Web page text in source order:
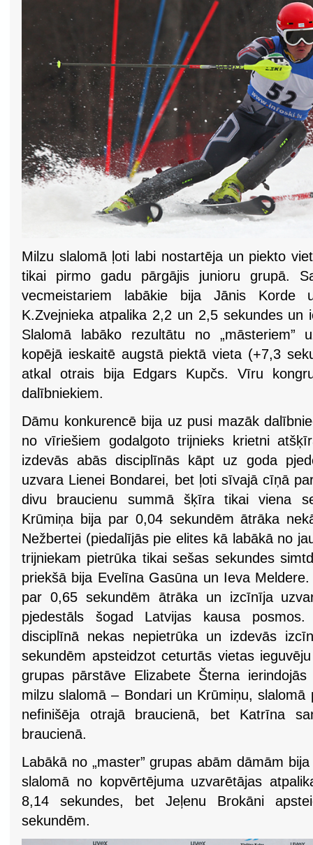
Milzu slalomā ļoti labi nostartēja un piekto
tikai pirmo gadu pārgājis junioru grupā.
vecmeistariem labākie bija Jānis
K.Zvejnieka atpalika 2,2 un 2,5 sekundes
Slalomā labāko rezultātu no „māsteriem”
kopējā ieskaitē augstā piektā vieta (+7,3
atkal otrais bija Edgars Kupčs. Vīru
dalībniekiem.
Dāmu konkurencē bija uz pusi mazāk
no vīriešiem godalgoto trijnieks krietni
izdevās abās disciplīnās kāpt uz goda
uzvara Lienei Bondarei, bet ļoti sīvajā cīņā
divu braucienu summā šķīra tikai viena
Krūmiņa bija par 0,04 sekundēm ātrāka
Nežbertei (piedalījās pie elites kā labākā no
trijniekam pietrūka tikai sešas sekundes
priekšā bija Evelīna Gasūna un Ieva
par 0,65 sekundēm ātrāka un izcīnīja
pjedestāls šogad Latvijas kausa
disciplīnā nekas nepietrūka un izdevās
sekundēm apsteidzot ceturtās vietas
grupas pārstāve Elizabete Šterna
milzu slalomā – Bondari un Krūmiņu, slalomā
nefinišēja otrajā braucienā, bet Katrīna
braucienā.
Labākā no „master” grupas abām dāmām
slalomā no kopvērtējuma uzvarētājas
8,14 sekundes, bet Jeļenu Brokāni
sekundēm.